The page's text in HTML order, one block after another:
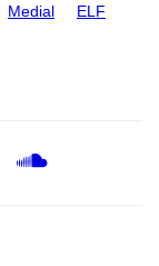
Medial ELF